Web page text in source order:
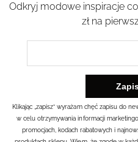
Odkryj modowe inspiracje
zł na
Klikając „zapisz” wyrażam chęć zapisu do
w celu otrzymywania informacji
promocjach, kodach rabatowych i